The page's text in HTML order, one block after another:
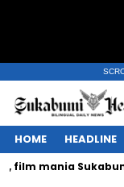
HOME HEADLINE
Sukabumi